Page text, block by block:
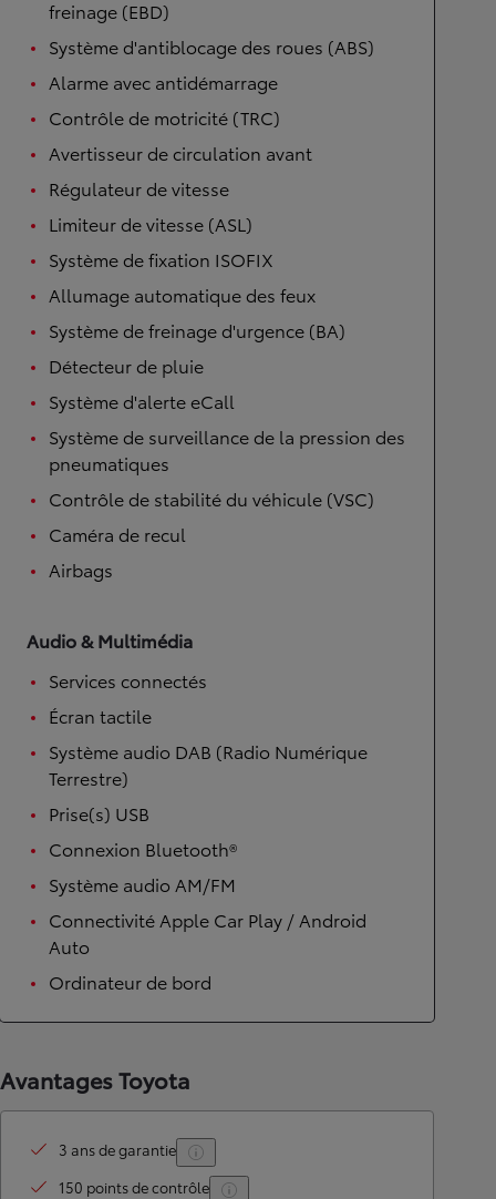
freinage (EBD)
Système d'antiblocage des roues (ABS)
Alarme avec antidémarrage
Contrôle de motricité (TRC)
Avertisseur de circulation avant
Régulateur de vitesse
Limiteur de vitesse (ASL)
Système de fixation ISOFIX
Allumage automatique des feux
Système de freinage d'urgence (BA)
Détecteur de pluie
Système d'alerte eCall
Système de surveillance de la pression des
pneumatiques
Contrôle de stabilité du véhicule (VSC)
Caméra de recul
Airbags
Audio & Multimédia
Services connectés
Écran tactile
Système audio DAB (Radio Numérique
Terrestre)
Prise(s) USB
Connexion Bluetooth®
Système audio AM/FM
Connectivité Apple Car Play / Android
Auto
Ordinateur de bord
Avantages Toyota
3 ans de garantie
150 points de contrôle